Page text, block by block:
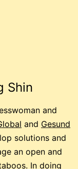
Shin
and
and Gesund
solutions and
an open and
In doing